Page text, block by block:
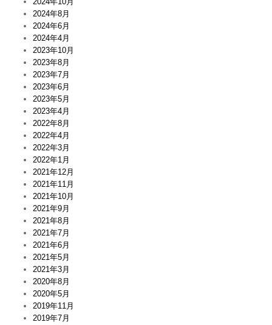
2024年8月
2024年6月
2024年4月
2023年10月
2023年8月
2023年7月
2023年6月
2023年5月
2023年4月
2022年8月
2022年4月
2022年3月
2022年1月
2021年12月
2021年11月
2021年10月
2021年9月
2021年8月
2021年7月
2021年6月
2021年5月
2021年3月
2020年8月
2020年5月
2019年11月
2019年7月